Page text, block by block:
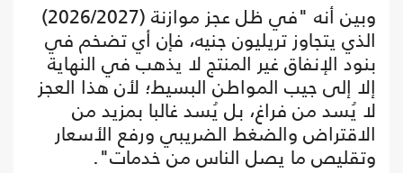
وبين أنه "في ظل عجز موازنة (2026/2027)
الذي يتجاوز تريليون جنيه، فإن أي تضخم في
بنود الإنفاق غير المنتج لا يذهب في النهاية
إلا إلى جيب المواطن البسيط؛ لأن هذا العجز
لا يُسد من فراغ، بل يُسد غالبا بمزيد من
الاقتراض والضغط الضريبي ورفع الأسعار
وتقليص ما يصل الناس من خدمات".